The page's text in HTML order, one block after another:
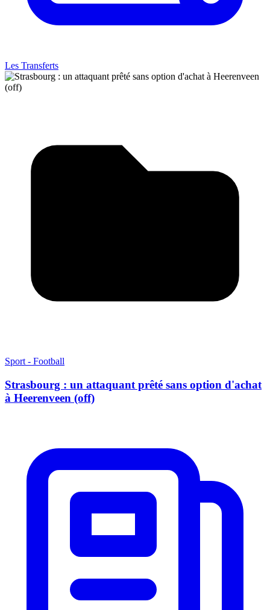
Les Transferts
Sport - Football
Strasbourg : un attaquant prêté sans option d'achat
à Heerenveen (off)